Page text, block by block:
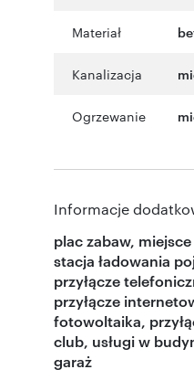
Materiał
Kanalizacja
Ogrzewanie
Informacje
plac zabaw,
stacja ładowania
przyłącze
przyłącze
fotowoltaika,
club, usługi w
garaż